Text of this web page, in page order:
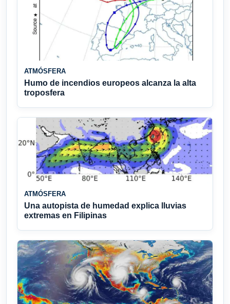
ATMÓSFERA
Humo de incendios europeos alcanza la alta
troposfera
ATMÓSFERA
Una autopista de humedad explica lluvias
extremas en Filipinas